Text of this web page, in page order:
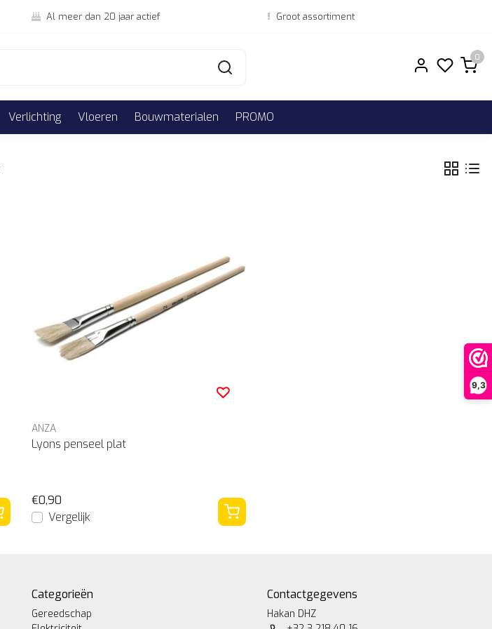
9,3
Al meer dan 20 jaar actief Groot assortiment
0
Verlichting Vloeren Bouwmaterialen PROMO
ANZA
Lyons penseel plat
€0,90
Vergelijk
Categorieën
Gereedschap
Contactgegevens
Hakan DHZ